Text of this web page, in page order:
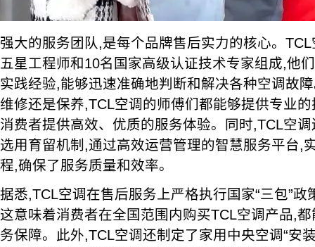
强大的服务团队,是每个品牌售后实力的核心。
五星工程师和10名国家高级认证技术专家组成,他
实践经验,能够迅速准确地判断和解决各种空调故
维修还是保养,TCL空调的师傅们都能够提供专业
消费者提供高效、优质的服务体验。同时,TCL空
选用育留机制,通过高效运营管理的智慧服务平台,
程,确保了服务质量和效率。
据悉,TCL空调在售后服务上严格执行国家“三包”
这意味着消费者在全国范围内购买TCL空调产品,
务保障。此外,TCL空调还制定了家用中央空调“安